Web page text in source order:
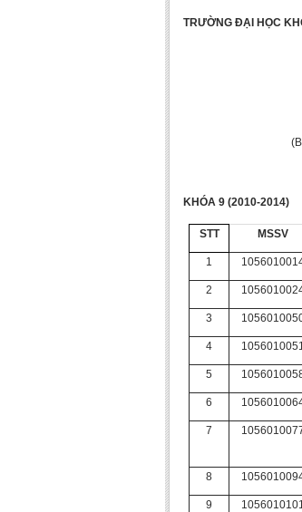
TRƯỜNG ĐẠI HỌC
KHÓA 9 (2010-2014)
STT MSSV
1
2
3
4
5
6
7
8
9